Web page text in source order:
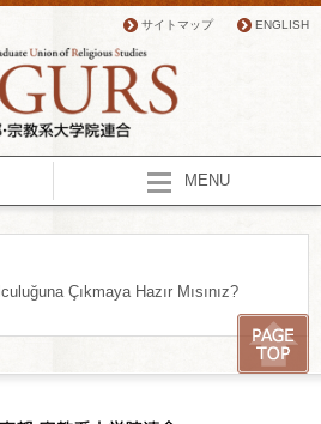
サイトマップ ENGLISH
MENU
Çıkmaya Hazır Mısınız?